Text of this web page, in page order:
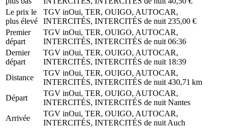
Le prix le
plus élevé
TGV inOui, TER, OUIGO, AUTOCAR,
INTERCITÉS, INTERCITÉS de nuit 235,00 €
Premier
départ
TGV inOui, TER, OUIGO, AUTOCAR,
INTERCITÉS, INTERCITÉS de nuit 06:36
Dernier
départ
TGV inOui, TER, OUIGO, AUTOCAR,
INTERCITÉS, INTERCITÉS de nuit 18:39
Distance
TGV inOui, TER, OUIGO, AUTOCAR,
INTERCITÉS, INTERCITÉS de nuit 430,71 km
Départ
TGV inOui, TER, OUIGO, AUTOCAR,
INTERCITÉS, INTERCITÉS de nuit Nantes
Arrivée
TGV inOui, TER, OUIGO, AUTOCAR,
INTERCITÉS, INTERCITÉS de nuit Auch